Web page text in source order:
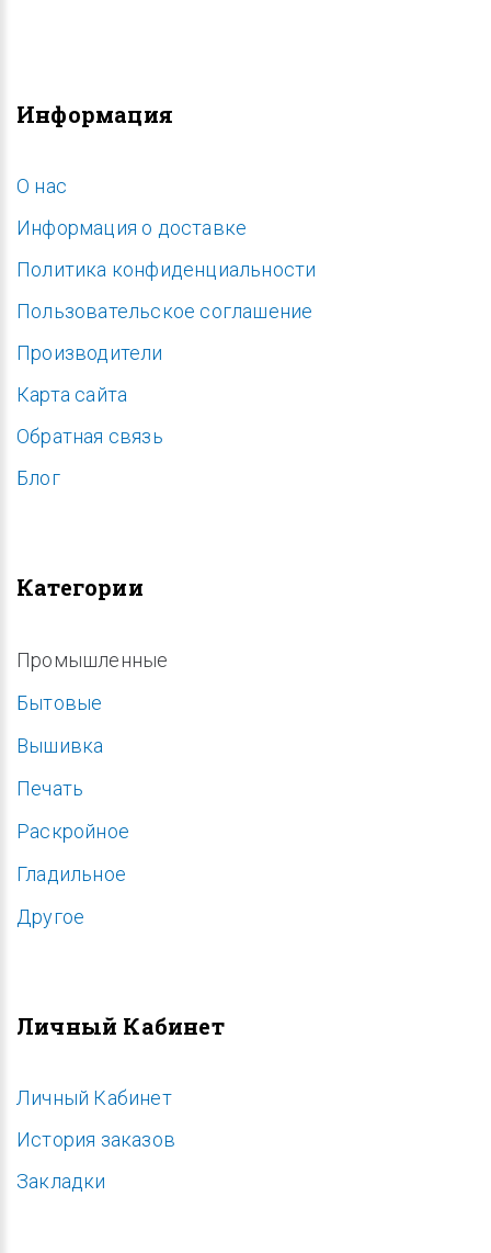
Информация
O нас
Информация о доставке
Политика конфиденциальности
Пользовательское соглашение
Производители
Карта сайта
Обратная связь
Блог
Категории
Промышленные
Бытовые
Вышивка
Печать
Раскройное
Гладильное
Другое
Личный Кабинет
Личный Кабинет
История заказов
Закладки